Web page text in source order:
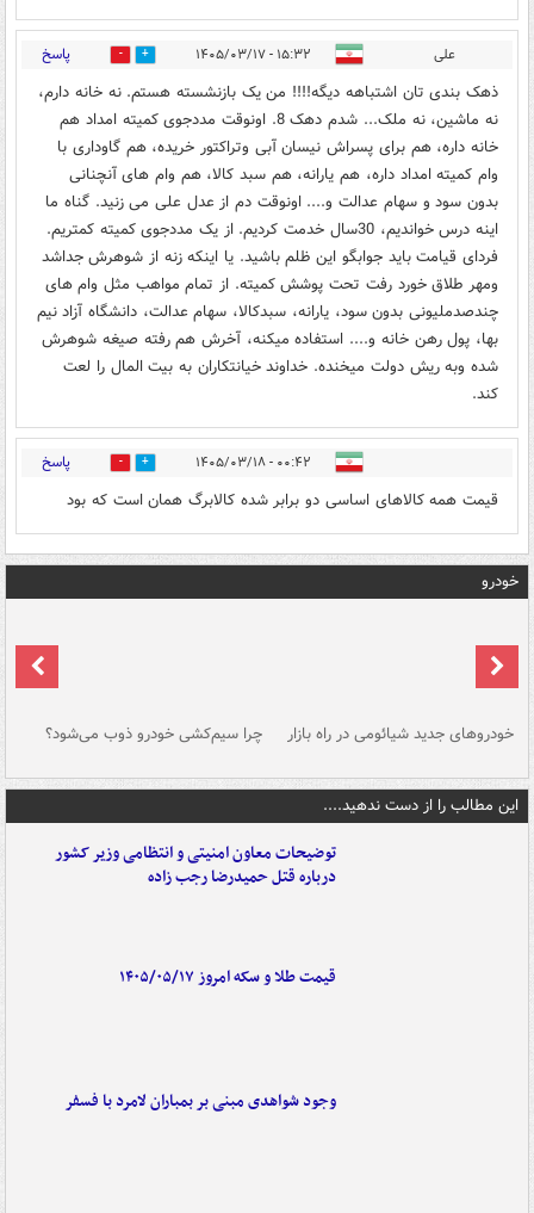
علی ۱۵:۳۲ - ۱۴۰۵/۰۳/۱۷ 4 پاسخ
ذهک بندی تان اشتباهه دیگه!!!! من یک بازنشسته هستم. نه خانه دارم،
نه ماشین، نه ملک... شدم دهک 8. اونوقت مددجوی کمیته امداد هم
خانه داره، هم برای پسراش نیسان آبی وتراکتور خریده، هم گاوداری با
وام کمیته امداد داره، هم یارانه، هم سبد کالا، هم وام های آنچنانی
بدون سود و سهام عدالت و.... اونوقت دم از عدل علی می زنید. گناه ما
اینه درس خواندیم، 30سال خدمت کردیم. از یک مددجوی کمیته کمتریم.
فردای قیامت باید جوابگو این ظلم باشید. یا اینکه زنه از شوهرش جداشد
ومهر طلاق خورد رفت تحت پوشش کمیته. از تمام مواهب مثل وام های
چندصدملیونی بدون سود، یارانه، سبدکالا، سهام عدالت، دانشگاه آزاد نیم
بها، پول رهن خانه و.... استفاده میکنه، آخرش هم رفته صیغه شوهرش
شده وبه ریش دولت میخنده. خداوند خیانتکاران به بیت المال را لعت
کند.
۰۰:۴۲ - ۱۴۰۵/۰۳/۱۸ 2 پاسخ
قیمت همه کالاهای اساسی دو برابر شده کالابرگ همان است که بود
خودرو
خودروهای جدید شیائومی در راه بازار چرا سیم‌کشی خودرو ذوب می‌شود؟
این مطالب را از دست ندهید....
توضیحات معاون امنیتی و انتظامی وزیر کشور
درباره قتل حمیدرضا رجب زاده
قیمت طلا و سکه امروز ۱۴۰۵/۰۵/۱۷
وجود شواهدی مبنی بر بمباران لامرد با فسفر